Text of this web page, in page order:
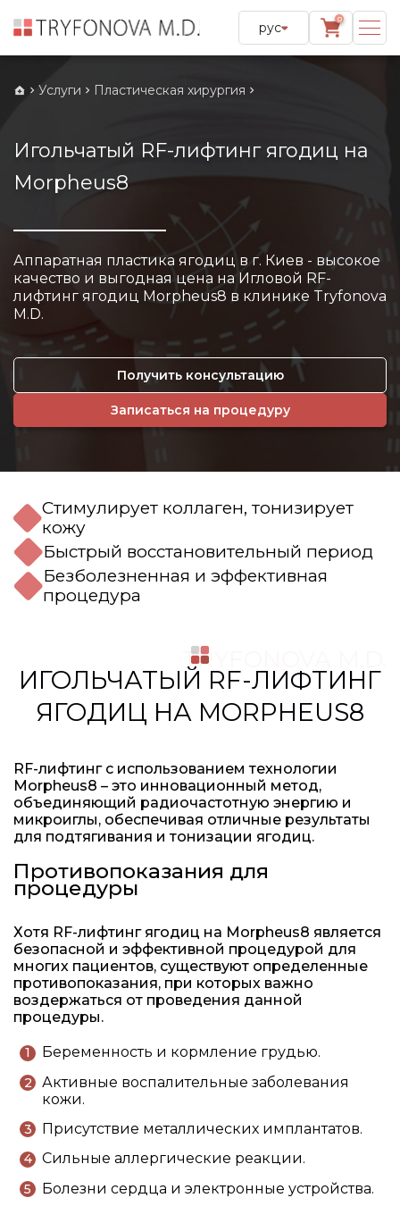
рус
0
Услуги Пластическая хирургия
Игольчатый RF-лифтинг ягодиц на
Morpheus8
Аппаратная пластика ягодиц в г. Киев - высокое
качество и выгодная цена на Игловой RF-
лифтинг ягодиц Morpheus8 в клинике Tryfonova
M.D.
Получить консультацию
Записаться на процедуру
Стимулирует коллаген, тонизирует
кожу
Быстрый восстановительный период
Безболезненная и эффективная
процедура
ИГОЛЬЧАТЫЙ RF-ЛИФТИНГ
ЯГОДИЦ НА MORPHEUS8
TRYFONOVA M.D.
RF-лифтинг с использованием технологии
Morpheus8 – это инновационный метод,
объединяющий радиочастотную энергию и
микроиглы, обеспечивая отличные результаты
для подтягивания и тонизации ягодиц.
Противопоказания для
процедуры
Хотя RF-лифтинг ягодиц на Morpheus8 является
безопасной и эффективной процедурой для
многих пациентов, существуют определенные
противопоказания, при которых важно
воздержаться от проведения данной
процедуры.
Беременность и кормление грудью.
Активные воспалительные заболевания
кожи.
Присутствие металлических имплантатов.
Сильные аллергические реакции.
Болезни сердца и электронные устройства.